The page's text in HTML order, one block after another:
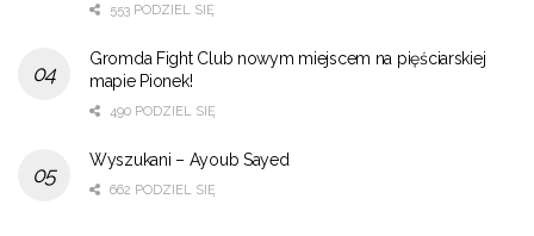
553 PODZIEL SIĘ
Gromda Fight Club nowym miejscem na pięściarskiej
mapie Pionek!
490 PODZIEL SIĘ
Wyszukani – Ayoub Sayed
662 PODZIEL SIĘ